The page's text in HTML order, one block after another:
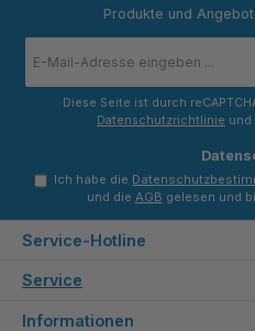
Produkte und
Mail-
*
Diese Seite ist durch
Datenschutzrichtlinie und
Ich habe die
und die AGB gelesen und
Service-Hotline
Service
Informationen